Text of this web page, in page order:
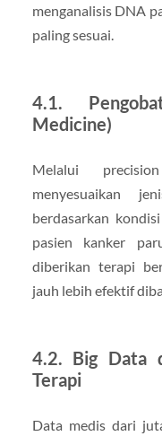
menganalisis DNA
paling sesuai.
4.1.
Medicine)
Melalui
menyesuaikan
berdasarkan
pasien kanker
diberikan terapi
jauh lebih efektif
4.2. Big Data
Terapi
Data medis dari